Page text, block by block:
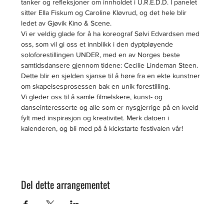
tanker og refleksjoner om innholdet i U.R.E.D.D. I panelet
sitter Ella Fiskum og Caroline Kløvrud, og det hele blir
ledet av Gjøvik Kino & Scene.
Vi er veldig glade for å ha koreograf Sølvi Edvardsen med
oss, som vil gi oss et innblikk i den dyptpløyende
soloforestillingen UNDER, med en av Norges beste
samtidsdansere gjennom tidene: Cecilie Lindeman Steen.
Dette blir en sjelden sjanse til å høre fra en ekte kunstner
om skapelsesprosessen bak en unik forestilling.
Vi gleder oss til å samle filmelskere, kunst- og
danseinteresserte og alle som er nysgjerrige på en kveld
fylt med inspirasjon og kreativitet. Merk datoen i
kalenderen, og bli med på å kickstarte festivalen vår!
Del dette arrangementet